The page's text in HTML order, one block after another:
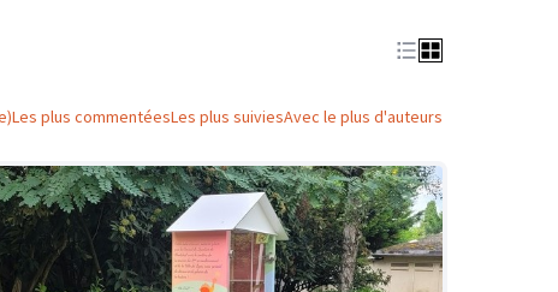
Les plus commentéesLes plus suiviesAvec le plus d'auteurs